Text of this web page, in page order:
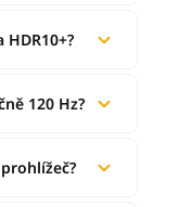
120 Hz?